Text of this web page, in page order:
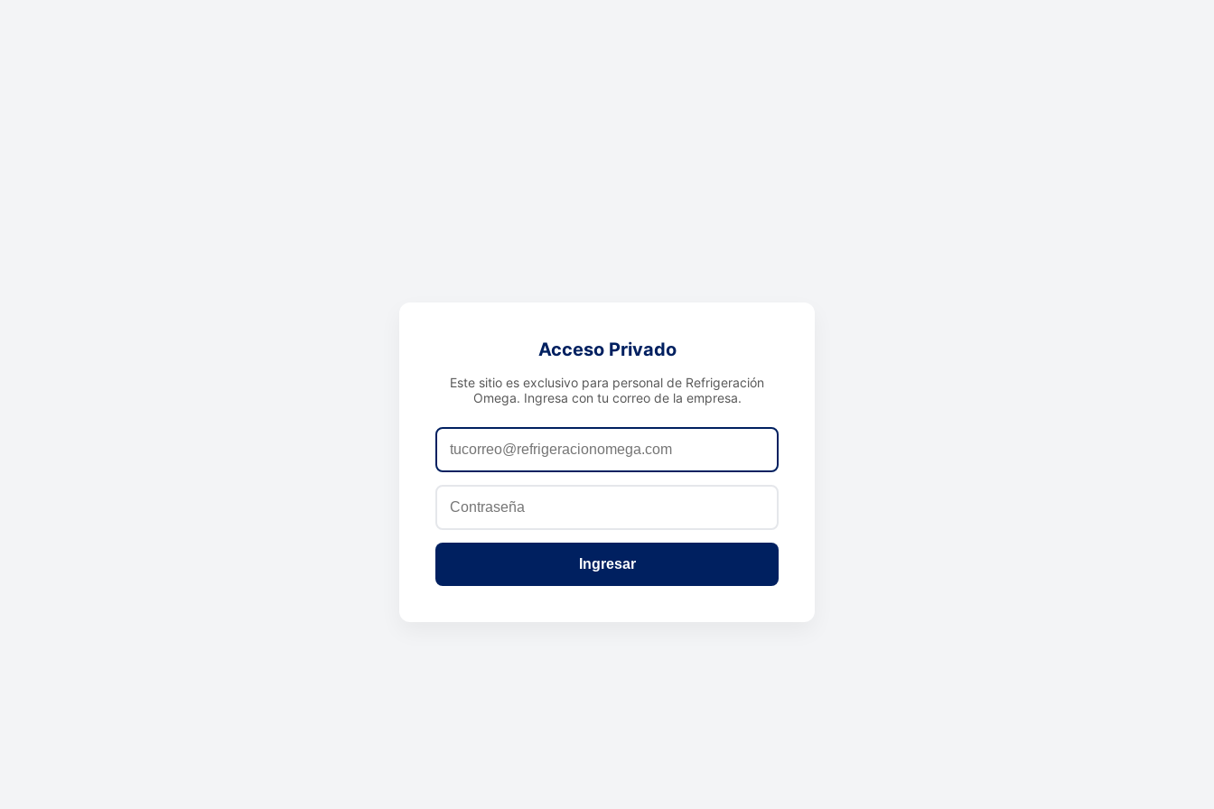
Acceso Privado
Este sitio es exclusivo para personal de Refrigeración
Omega. Ingresa con tu correo de la empresa.
Ingresar